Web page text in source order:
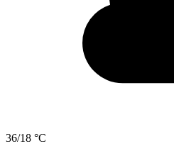
36/18 °C